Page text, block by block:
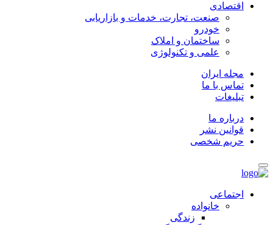
اقتصادی
صنعت، تجارت، خدمات و بازاریابی
خودرو
ساختمان و املاک
علمی و تکنولوژی
مجله ایران
تماس با ما
تبلیغات
درباره ما
قوانین نشر
حریم شخصی
اجتماعی
خانواده
زندگی